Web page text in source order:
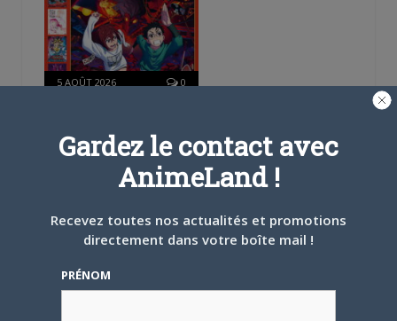
5 AOÛT 2026 0
disponible !
4 AOÛT 2026
Gardez le contact avec
AnimeLand !
Recevez toutes nos actualités et promotions
directement dans votre boîte mail !
PRÉNOM